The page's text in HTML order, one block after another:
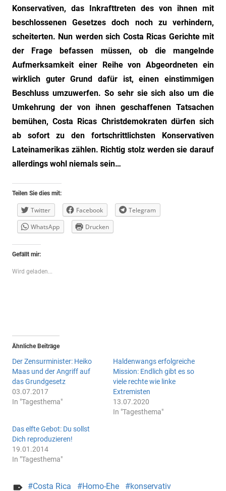
Konservativen, das Inkrafttreten des von ihnen mit
beschlossenen Gesetzes doch noch zu verhindern,
scheiterten. Nun werden sich Costa Ricas Gerichte mit
der Frage befassen müssen, ob die mangelnde
Aufmerksamkeit einer Reihe von Abgeordneten ein
wirklich guter Grund dafür ist, einen einstimmigen
Beschluss umzuwerfen. So sehr sie sich also um die
Umkehrung der von ihnen geschaffenen Tatsachen
bemühen, Costa Ricas Christdemokraten dürfen sich
ab sofort zu den fortschrittlichsten Konservativen
Lateinamerikas zählen. Richtig stolz werden sie darauf
allerdings wohl niemals sein…
Teilen Sie dies mit:
Twitter Facebook
Telegram
WhatsApp
Drucken
Gefällt mir:
Wird geladen...
Ähnliche Beiträge
Der Zensurminister: Heiko
Maas und der Angriff auf
das Grundgesetz
03.07.2017
In "Tagesthema"
Haldenwangs erfolgreiche
Mission: Endlich gibt es so
viele rechte wie linke
Extremisten
13.07.2020
In "Tagesthema"
Das elfte Gebot: Du sollst
Dich reproduzieren!
19.01.2014
In "Tagesthema"
Costa Rica Homo-Ehe konservativ